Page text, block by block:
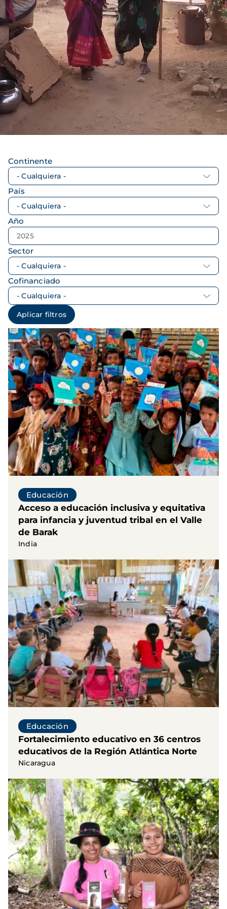
Continente
País
Año
Sector
Cofinanciado
Educación
Acceso a educación inclusiva y equitativa
para infancia y juventud tribal en el Valle
de Barak
India
Educación
Fortalecimiento educativo en 36 centros
educativos de la Región Atlántica Norte
Nicaragua